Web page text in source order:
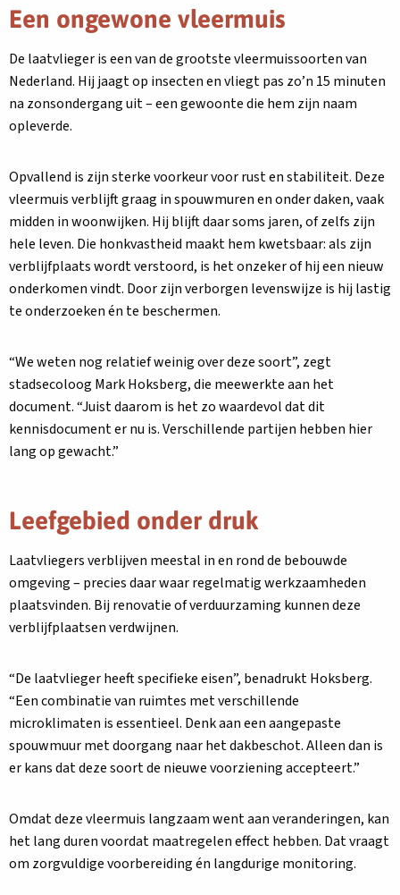
Een ongewone vleermuis
De laatvlieger is een van de grootste vleermuissoorten van
Nederland. Hij jaagt op insecten en vliegt pas zo’n 15 minuten
na zonsondergang uit – een gewoonte die hem zijn naam
opleverde.
Opvallend is zijn sterke voorkeur voor rust en stabiliteit. Deze
vleermuis verblijft graag in spouwmuren en onder daken, vaak
midden in woonwijken. Hij blijft daar soms jaren, of zelfs zijn
hele leven. Die honkvastheid maakt hem kwetsbaar: als zijn
verblijfplaats wordt verstoord, is het onzeker of hij een nieuw
onderkomen vindt. Door zijn verborgen levenswijze is hij lastig
te onderzoeken én te beschermen.
“We weten nog relatief weinig over deze soort”, zegt
stadsecoloog Mark Hoksberg, die meewerkte aan het
document. “Juist daarom is het zo waardevol dat dit
kennisdocument er nu is. Verschillende partijen hebben hier
lang op gewacht.”
Leefgebied onder druk
Laatvliegers verblijven meestal in en rond de bebouwde
omgeving – precies daar waar regelmatig werkzaamheden
plaatsvinden. Bij renovatie of verduurzaming kunnen deze
verblijfplaatsen verdwijnen.
“De laatvlieger heeft specifieke eisen”, benadrukt Hoksberg.
“Een combinatie van ruimtes met verschillende
microklimaten is essentieel. Denk aan een aangepaste
spouwmuur met doorgang naar het dakbeschot. Alleen dan is
er kans dat deze soort de nieuwe voorziening accepteert.”
Omdat deze vleermuis langzaam went aan veranderingen, kan
het lang duren voordat maatregelen effect hebben. Dat vraagt
om zorgvuldige voorbereiding én langdurige monitoring.